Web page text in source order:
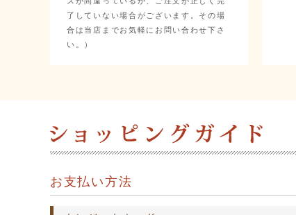
了していない場合がございます。その場
合は当店までお気軽にお問い合わせ下さ
い。）
お支払い方法